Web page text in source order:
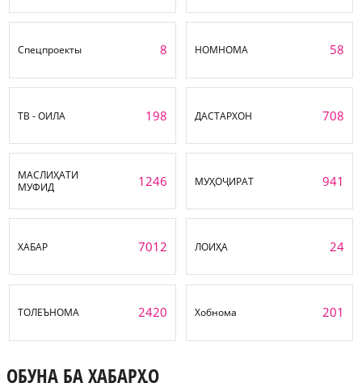
Спецпроекты 8 НОМНОМА 58
ТВ - ОИЛА 198 ДАСТАРХОН 708
МАСЛИҲАТИ
МУФИД
1246 МУҲОҶИРАТ 941
ХАБАР 7012 ЛОИҲА 24
ТОЛЕЪНОМА 2420 Хобнома 201
ОБУНА БА ХАБАРҲО